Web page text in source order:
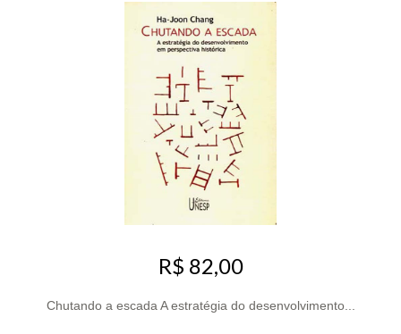
R$ 82,00
Chutando a escada A estratégia do desenvolvimento...